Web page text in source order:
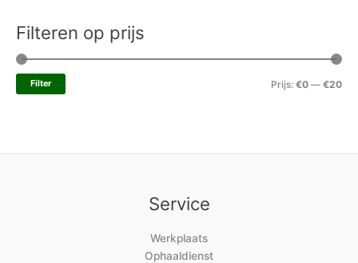
Filteren op prijs
Filter Prijs: €0 — €20
Service
Werkplaats
Ophaaldienst